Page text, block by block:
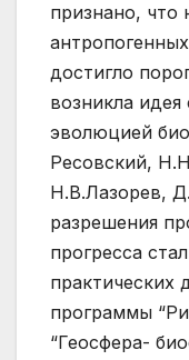
признано, что
достигло
возникла идея
эволюцией
Ресовский,
Н.В.Лазорев,
разрешения
прогресса
практических
программы
“Геосфера-